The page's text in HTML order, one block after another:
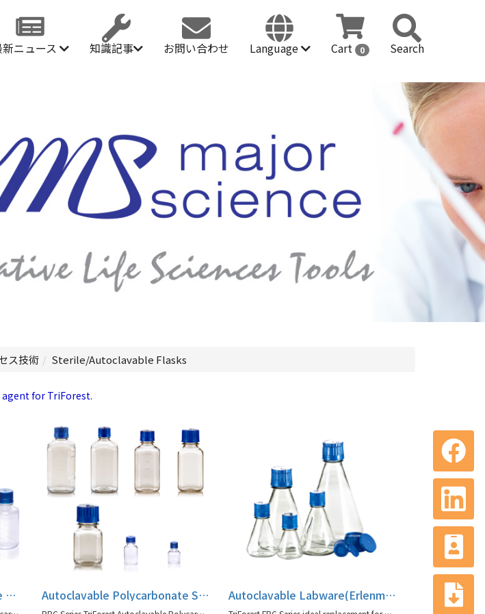
新ニュース 知識記事 お問い合わせ Language Cart 0 Search
ス技術 Sterile/Autoclavable Flasks
for TriForest.
Autoclavable Polycarbonate Boston Round Media Bottles, RPC Series Autoclavable Polycarbonate Square Media Bottles, BPC Series Autoclavable Labware(Erlenmeyer Flasks), FBC Series